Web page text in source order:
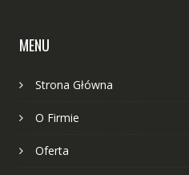
MENU
Strona Główna
O Firmie
Oferta